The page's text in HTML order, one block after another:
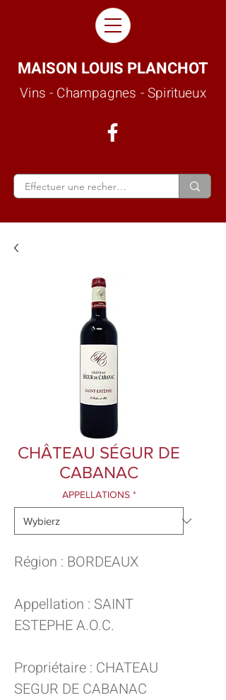
MAISON LOUIS PLANCHOT
Vins - Champagnes - Spiritueux
CHÂTEAU SÉGUR DE
CABANAC
APPELLATIONS *
Région : BORDEAUX
Appellation : SAINT
ESTEPHE A.O.C.
Propriétaire : CHATEAU
SEGUR DE CABANAC